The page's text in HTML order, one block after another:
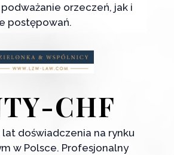
orzeczeń, jak i
postępowań.
CHF
lat doświadczenia na rynku
w Polsce. Profesjonalny